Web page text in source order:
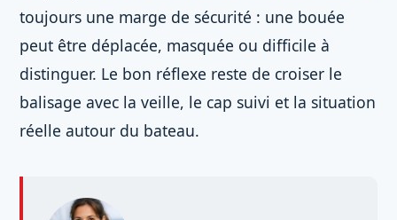
toujours une marge de sécurité : une bouée
peut être déplacée, masquée ou difficile à
distinguer. Le bon réflexe reste de croiser le
balisage avec la veille, le cap suivi et la situation
réelle autour du bateau.